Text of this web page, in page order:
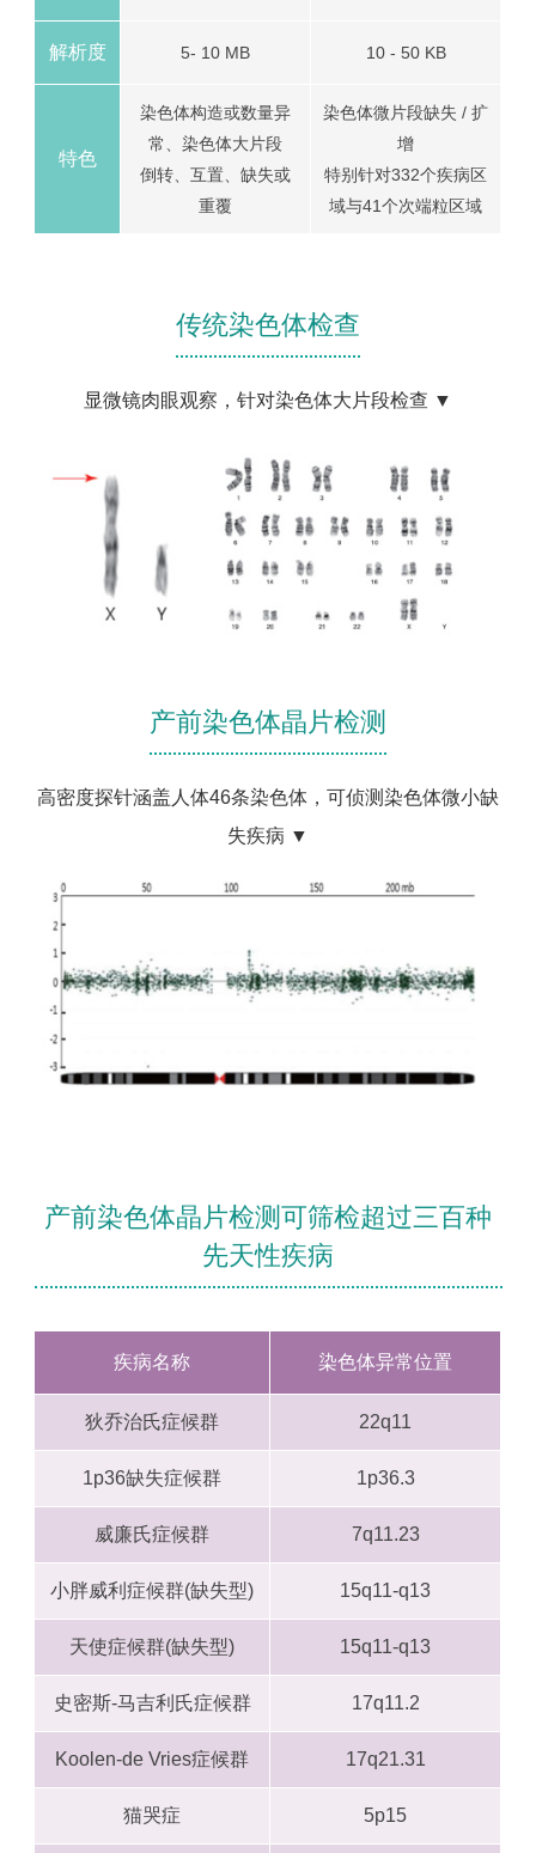
解析度 5- 10 MB 10 - 50 KB
特色
染色体构造或数量异
常、染色体大片段
倒转、互置、缺失或
重覆
染色体微片段缺失 / 扩
增
特别针对332个疾病区
域与41个次端粒区域
传统染色体检查
显微镜肉眼观察，针对染色体大片段检查 ▼
产前染色体晶片检测
高密度探针涵盖人体46条染色体，可侦测染色体微小缺
失疾病 ▼
产前染色体晶片检测可筛检超过三百种
先天性疾病
疾病名称 染色体异常位置
狄乔治氏症候群 22q11
1p36缺失症候群 1p36.3
威廉氏症候群 7q11.23
小胖威利症候群(缺失型) 15q11-q13
天使症候群(缺失型) 15q11-q13
史密斯-马吉利氏症候群 17q11.2
Koolen-de Vries症候群 17q21.31
猫哭症 5p15